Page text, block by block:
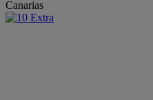
Canarias